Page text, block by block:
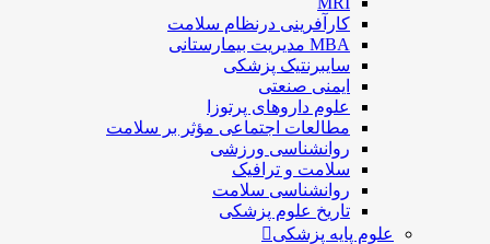
کارآفرینی درنظام سلامت
MBA مدیریت بیمارستانی
سایبرنتیک پزشکی
ایمنی صنعتی
علوم داروهای پرتوزا
مطالعات اجتماعی مؤثر بر سلامت
روانشناسی ورزشی
سلامت و ترافیک
روانشناسی سلامت
تاریخ علوم پزشکی
علوم پایه پزشکی